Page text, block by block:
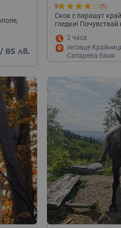
/85 лв.
5 (5)
Скок с парашут
гледки! Почувствай
2 часа
летище
Сапарева баня